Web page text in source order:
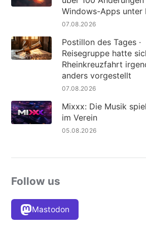
Windows-Apps unter
07.08.2026
Postillon des Tages ·
Reisegruppe hatte
Rheinkreuzfahrt
anders vorgestellt
07.08.2026
Mixxx: Die Musik
im Verein
05.08.2026
Follow us
Mastodon